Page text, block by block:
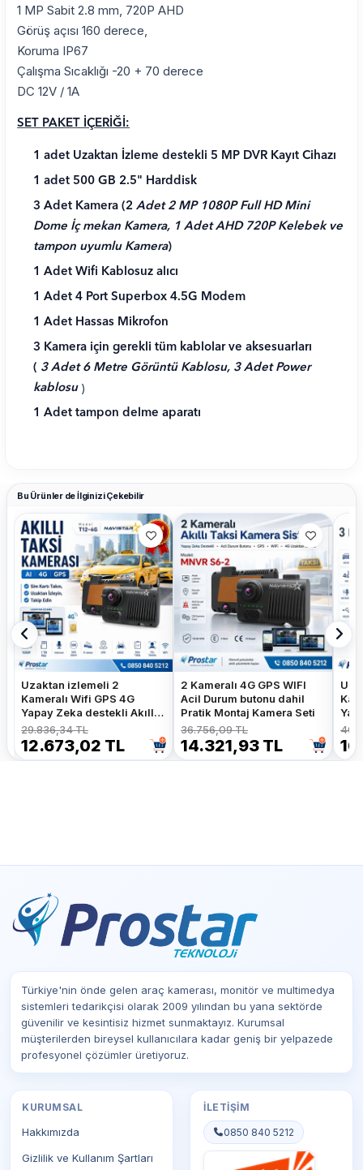
1 MP Sabit 2.8 mm, 720P AHD
Görüş açısı 160 derece,
Koruma IP67
Çalışma Sıcaklığı -20 + 70 derece
DC 12V / 1A
SET PAKET İÇERİĞİ:
1 adet Uzaktan İzleme destekli 5 MP DVR Kayıt Cihazı
1 adet 500 GB 2.5" Harddisk
3 Adet Kamera (2 Adet 2 MP 1080P Full HD Mini
Dome İç mekan Kamera, 1 Adet AHD 720P Kelebek ve
tampon uyumlu Kamera)
1 Adet Wifi Kablosuz alıcı
1 Adet 4 Port Superbox 4.5G Modem
1 Adet Hassas Mikrofon
3 Kamera için gerekli tüm kablolar ve aksesuarları
( 3 Adet 6 Metre Görüntü Kablosu, 3 Adet Power
kablosu )
1 Adet tampon delme aparatı
Bu Ürünler de İlginizi Çekebilir
Uzaktan izlemeli 2
Kameralı Wifi GPS 4G
Yapay Zeka destekli Akıllı
Dashcam Taksi Kamera
Sistemi
29.836,34 TL
12.673,02 TL
2 Kameralı 4G GPS WIFI
Acil Durum butonu dahil
Pratik Montaj Kamera Seti
36.756,09 TL
14.321,93 TL
Türkiye'nin önde gelen araç kamerası, monitör ve multimedya
sistemleri tedarikçisi olarak 2009 yılından bu yana sektörde
güvenilir ve kesintisiz hizmet sunmaktayız. Kurumsal
müşterilerden bireysel kullanıcılara kadar geniş bir yelpazede
profesyonel çözümler üretiyoruz.
KURUMSAL
Hakkımızda
Gizlilik ve Kullanım Şartları
İLETIŞIM
0850 840 5212